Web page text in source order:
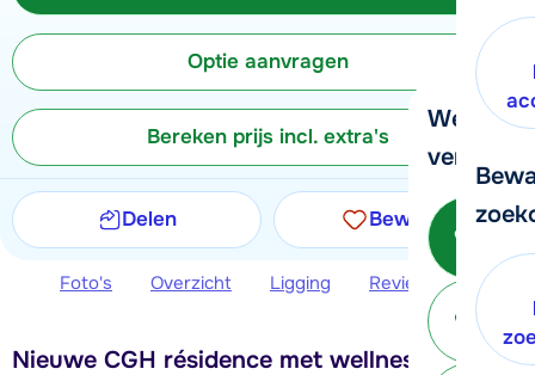
We
verder!
Optie aanvragen
Bereken prijs incl. extra's
Delen Bewaren
Foto's Overzicht Ligging Reviews
Nieuwe CGH résidence met wellness en